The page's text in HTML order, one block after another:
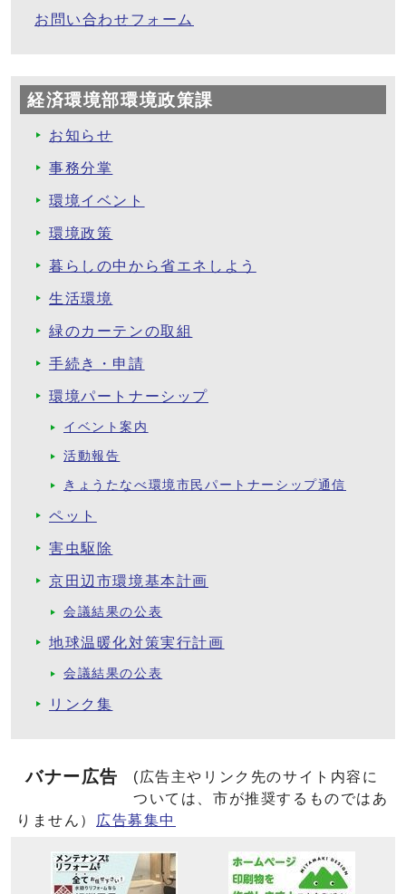
お問い合わせフォーム
経済環境部環境政策課
お知らせ
事務分掌
環境イベント
環境政策
暮らしの中から省エネしよう
生活環境
緑のカーテンの取組
手続き・申請
環境パートナーシップ
イベント案内
活動報告
きょうたなべ環境市民パートナーシップ通信
ペット
害虫駆除
京田辺市環境基本計画
会議結果の公表
地球温暖化対策実行計画
会議結果の公表
リンク集
バナー広告
(広告主やリンク先のサイト内容に
ついては、市が推奨するものではあ
りません）
広告募集中